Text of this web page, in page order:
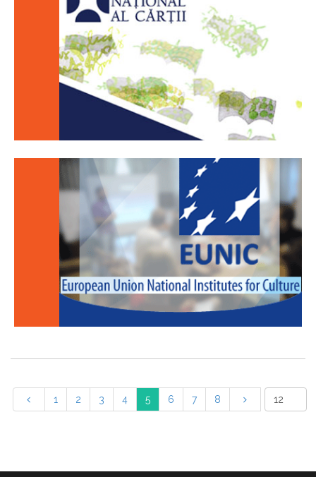
1 2 3 4 5 6 7 8